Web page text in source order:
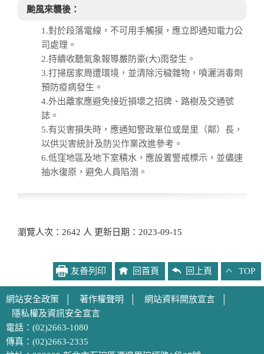
颱風來襲後：
1.對於段落電線，不可用手觸摸，應立即通知電力公
司處理。
2.持續收聽氣象報導嚴防豪(大)雨發生。
3.打掃居家周遭環境，並清除污穢雜物，噴灑消毒劑
預防疫病發生。
4.外出離家應避免接近損壞之招牌、路樹及交通號
誌。
5.有災害損失時，應通知警政單位或是里（鄰）長，
以供災害統計及防災作業改進參考。
6.低窪地區及地下室積水，應設置警戒標示，並儘速
抽水復原，避免人員陷溺。
瀏覽人次：2642 人 更新日期：2023-09-15
友善列印 回首頁 回上頁 TOP
網站安全政策 著作權聲明 網站資料開放宣言
隱私權及資訊安全宣言
電話：(02)2663-1080
傳真：(02)2663-2335